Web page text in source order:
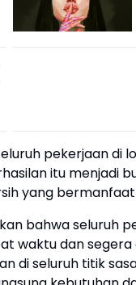
pekerjaan di
itu menjadi
yang
bahwa seluruh
waktu dan
di seluruh titik